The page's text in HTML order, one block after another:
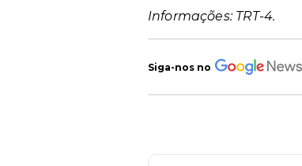
Informações: TRT-4.
Siga-nos no